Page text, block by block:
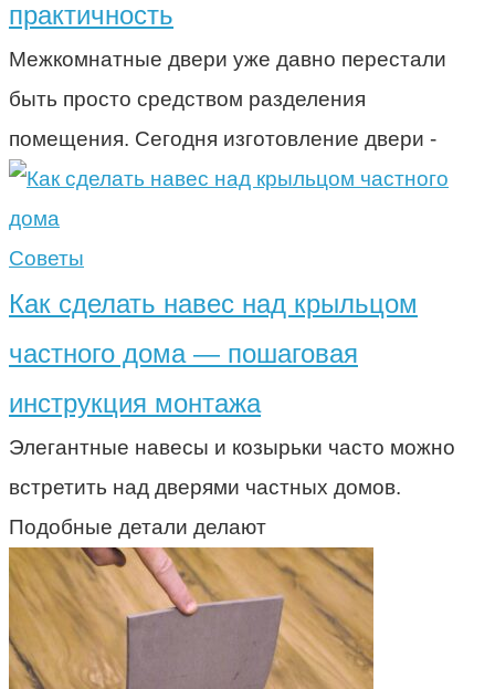
практичность
Межкомнатные двери уже давно перестали
быть просто средством разделения
помещения. Сегодня изготовление двери -
Советы
Как сделать навес над крыльцом
частного дома — пошаговая
инструкция монтажа
Элегантные навесы и козырьки часто можно
встретить над дверями частных домов.
Подобные детали делают